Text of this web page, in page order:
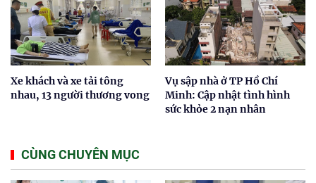
Xe khách và xe tải tông
nhau, 13 người thương vong
Vụ sập nhà ở TP Hồ Chí
Minh: Cập nhật tình hình
sức khỏe 2 nạn nhân
CÙNG CHUYÊN MỤC